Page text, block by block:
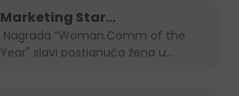
Marketing Star
Woman.Comm of the Year za
2023 je naša direktorica Amra
Year" slavi postignuća žena u...